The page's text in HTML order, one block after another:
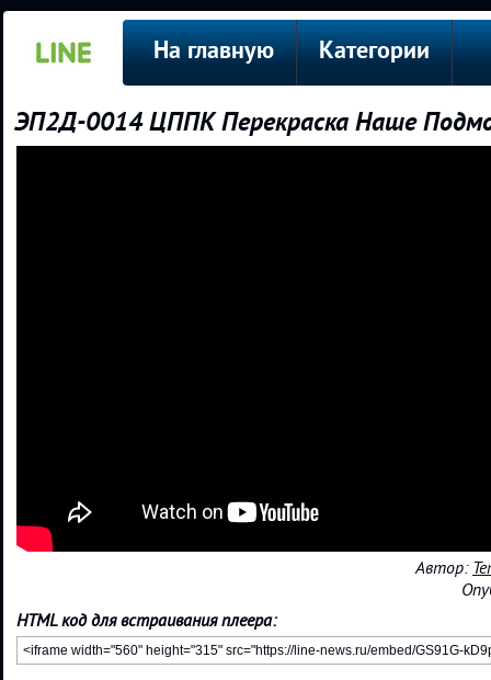
На главную Категории
ЭП2Д-0014 ЦППК Перекраска Наше
Автор:
HTML код для встраивания плеера: